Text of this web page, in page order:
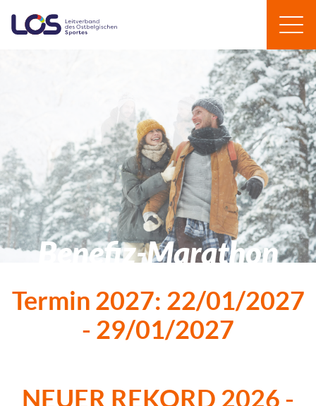
Benefiz-Marathon
Termin 2027: 22/01/2027
- 29/01/2027
NEUER REKORD 2026 -